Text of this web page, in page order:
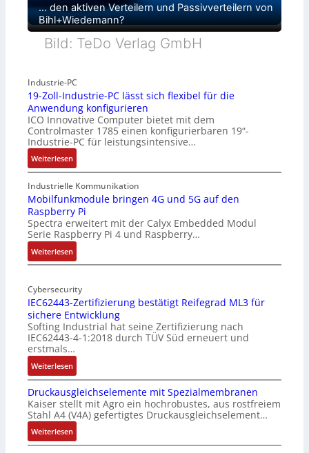
… den aktiven Verteilern und Passivverteilern von
Bihl+Wiedemann?
Bild: TeDo Verlag GmbH
Industrie-PC
19-Zoll-Industrie-PC lässt sich flexibel für die
Anwendung konfigurieren
ICO Innovative Computer bietet mit dem
Controlmaster 1785 einen konfigurierbaren 19“-
Industrie-PC für leistungsintensive…
Weiterlesen:
1
9
-
Z
o
l
l
-
n
d
u
s
t
r
i
e
-
P
C
l
ä
Industrielle Kommunikation
Mobilfunkmodule bringen 4G und 5G auf den
Raspberry Pi
Spectra erweitert mit der Calyx Embedded Modul
Serie Raspberry Pi 4 und Raspberry…
Weiterlesen:
M
b
i
l
f
u
n
k
m
o
d
u
l
e
Cybersecurity
IEC62443-Zertifizierung bestätigt Reifegrad ML3 für
sichere Entwicklung
Softing Industrial hat seine Zertifizierung nach
IEC62443-4-1:2018 durch TÜV Süd erneuert und
erstmals…
Weiterlesen:
I
E
6
2
4
Druckausgleichselemente mit Spezialmembranen
Kaiser stellt mit Agro ein hochrobustes, aus rostfreiem
Stahl A4 (V4A) gefertigtes Druckausgleichselement…
Weiterlesen:
D